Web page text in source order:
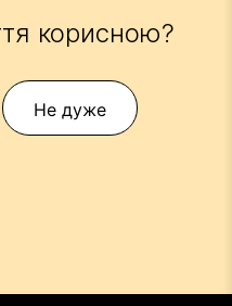
корисною?
Не дуже